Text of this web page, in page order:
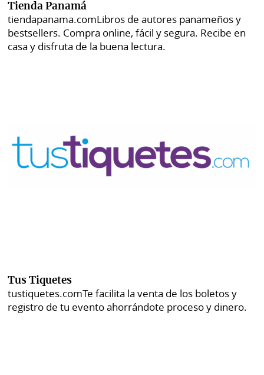
Tienda Panamá
tiendapanama.comLibros de autores panameños y
bestsellers. Compra online, fácil y segura. Recibe en
casa y disfruta de la buena lectura.
Tus Tiquetes
tustiquetes.comTe facilita la venta de los boletos y
registro de tu evento ahorrándote proceso y dinero.